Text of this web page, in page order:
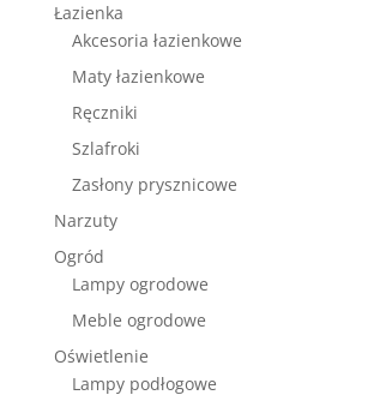
Łazienka
Akcesoria łazienkowe
Maty łazienkowe
Ręczniki
Szlafroki
Zasłony prysznicowe
Narzuty
Ogród
Lampy ogrodowe
Meble ogrodowe
Oświetlenie
Lampy podłogowe